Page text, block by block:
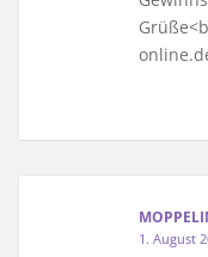
1. August